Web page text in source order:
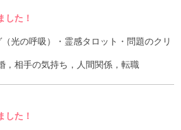
した！
光の呼吸）・霊感タロット・問題のクリ
，相手の気持ち，人間関係，転職
した！